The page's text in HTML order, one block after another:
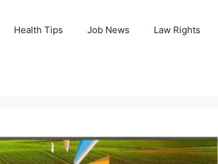
Health Tips Job News Law Rights